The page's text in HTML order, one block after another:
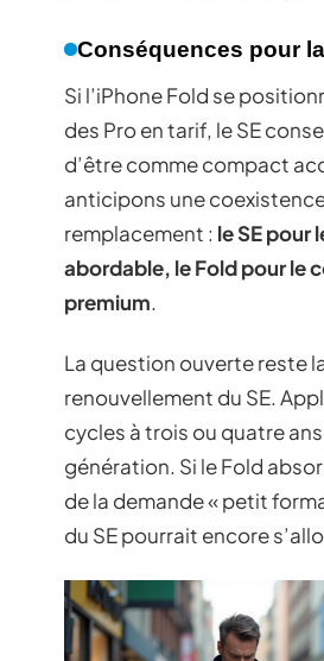
Conséquences pour
Si l’iPhone Fold se
des Pro en tarif, le SE
d’être comme compact
anticipons une
remplacement : le SE pour
abordable, le Fold pour le
premium.
La question ouverte reste
renouvellement du SE.
cycles à trois ou quatre
génération. Si le Fold
de la demande « petit
du SE pourrait encore